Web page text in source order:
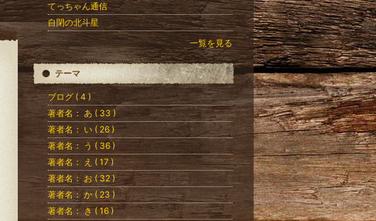
てっちゃん通信
自閉の北斗星
一覧を見る
テーマ
ブログ ( 4 )
著者名： あ ( 33 )
著者名： い ( 26 )
著者名： う ( 36 )
著者名： え ( 17 )
著者名： お ( 32 )
著者名： か ( 23 )
著者名： き ( 16 )